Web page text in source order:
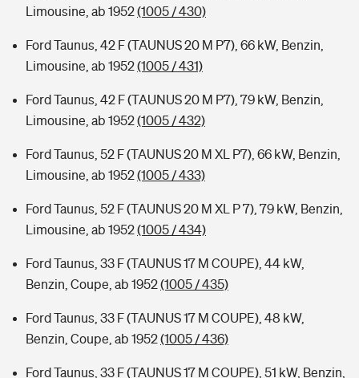
Limousine, ab 1952(1005 / 430)
Ford Taunus, 42 F (TAUNUS 20 M P7), 66 kW, Benzin,
Limousine, ab 1952(1005 / 431)
Ford Taunus, 42 F (TAUNUS 20 M P7), 79 kW, Benzin,
Limousine, ab 1952(1005 / 432)
Ford Taunus, 52 F (TAUNUS 20 M XL P7), 66 kW, Benzin,
Limousine, ab 1952(1005 / 433)
Ford Taunus, 52 F (TAUNUS 20 M XL P 7), 79 kW, Benzin,
Limousine, ab 1952(1005 / 434)
Ford Taunus, 33 F (TAUNUS 17 M COUPE), 44 kW,
Benzin, Coupe, ab 1952(1005 / 435)
Ford Taunus, 33 F (TAUNUS 17 M COUPE), 48 kW,
Benzin, Coupe, ab 1952(1005 / 436)
Ford Taunus, 33 F (TAUNUS 17 M COUPE), 51 kW, Benzin,